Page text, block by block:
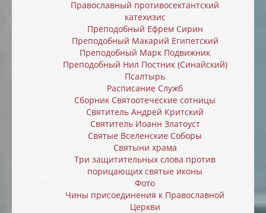
Православный противосектантский
катехизис
Преподобный Ефрем Сирин
Преподобный Макарий Египетский
Преподобный Марк Подвижник
Преподобный Нил Постник (Синайский)
Псалтырь
Расписание Служб
Сборник Святоотеческие сотницы
Святитель Андрей Критский
Святитель Иоанн Златоуст
Святые Вселенские Соборы
Святыни храма
Три защитительных слова против
порицающих святые иконы
Фото
Чины присоединения к Православной
Церкви